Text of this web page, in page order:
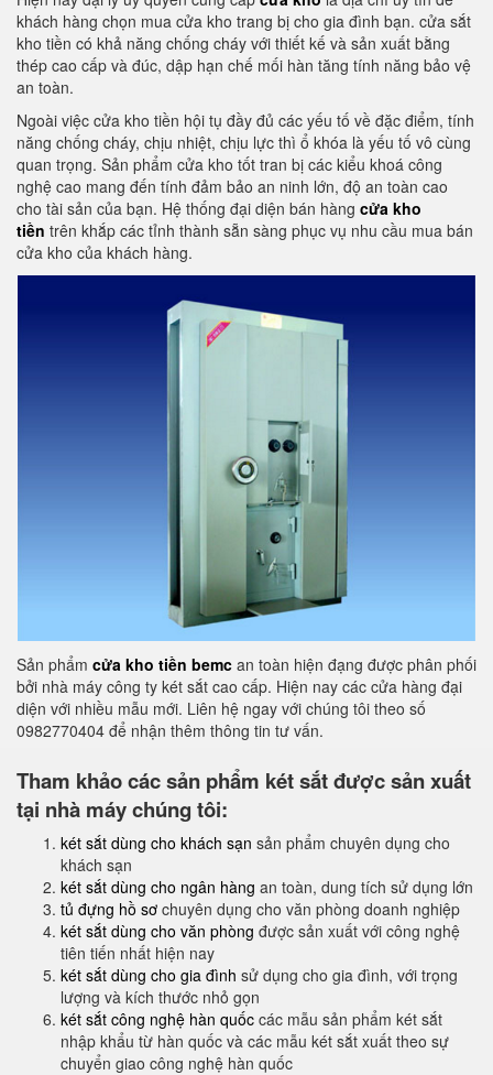
khách hàng chọn mua cửa kho trang bị cho gia đình bạn. cửa sắt
kho tiền có khả năng chống cháy với thiết kế và sản xuất bằng
thép cao cấp và đúc, dập hạn chế mối hàn tăng tính năng bảo vệ
an toàn.
Ngoài việc cửa kho tiền hội tụ đầy đủ các yếu tố về đặc điểm, tính
năng chống cháy, chịu nhiệt, chịu lực thì ổ khóa là yếu tố vô cùng
quan trọng. Sản phẩm cửa kho tốt tran bị các kiểu khoá công
nghệ cao mang đến tính đảm bảo an ninh lớn, độ an toàn cao
cho tài sản của bạn. Hệ thống đại diện bán hàng cửa kho
tiền trên khắp các tỉnh thành sẵn sàng phục vụ nhu cầu mua bán
cửa kho của khách hàng.
Sản phẩm cửa kho tiền bemc an toàn hiện đạng được phân phối
bởi nhà máy công ty két sắt cao cấp. Hiện nay các cửa hàng đại
diện với nhiều mẫu mới. Liên hệ ngay với chúng tôi theo số
0982770404 để nhận thêm thông tin tư vấn.
Tham khảo các sản phẩm két sắt được sản xuất
tại nhà máy chúng tôi:
két sắt dùng cho khách sạn sản phẩm chuyên dụng cho
khách sạn
két sắt dùng cho ngân hàng an toàn, dung tích sử dụng lớn
tủ đựng hồ sơ chuyên dụng cho văn phòng doanh nghiệp
két sắt dùng cho văn phòng được sản xuất với công nghệ
tiên tiến nhất hiện nay
két sắt dùng cho gia đình sử dụng cho gia đình, với trọng
lượng và kích thước nhỏ gọn
két sắt công nghệ hàn quốc các mẫu sản phẩm két sắt
nhập khẩu từ hàn quốc và các mẫu két sắt xuất theo sự
chuyển giao công nghệ hàn quốc